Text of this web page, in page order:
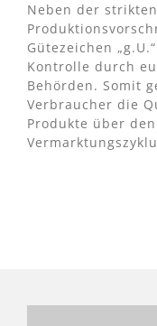
Neben der
Gütezeichen
Kontrolle durch
Behörden. Somit
Verbraucher die
Produkte über